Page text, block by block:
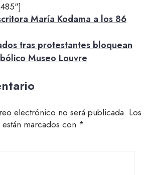
María Kodama a los 86
tras protestantes bloquean
Museo Louvre
electrónico no será publicada. Los
marcados con *